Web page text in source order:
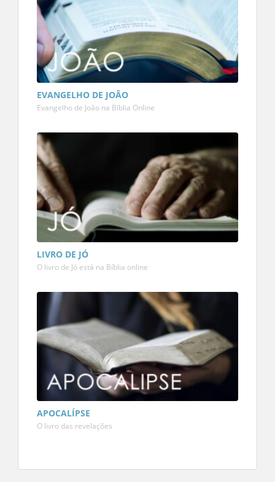
EVANGELHO DE JOÃO
Evangelho de João na Bíblia Online
LIVRO DE JÓ
O livro de Jó está na Bíblia online
APOCALÍPSE
O livro das revelações